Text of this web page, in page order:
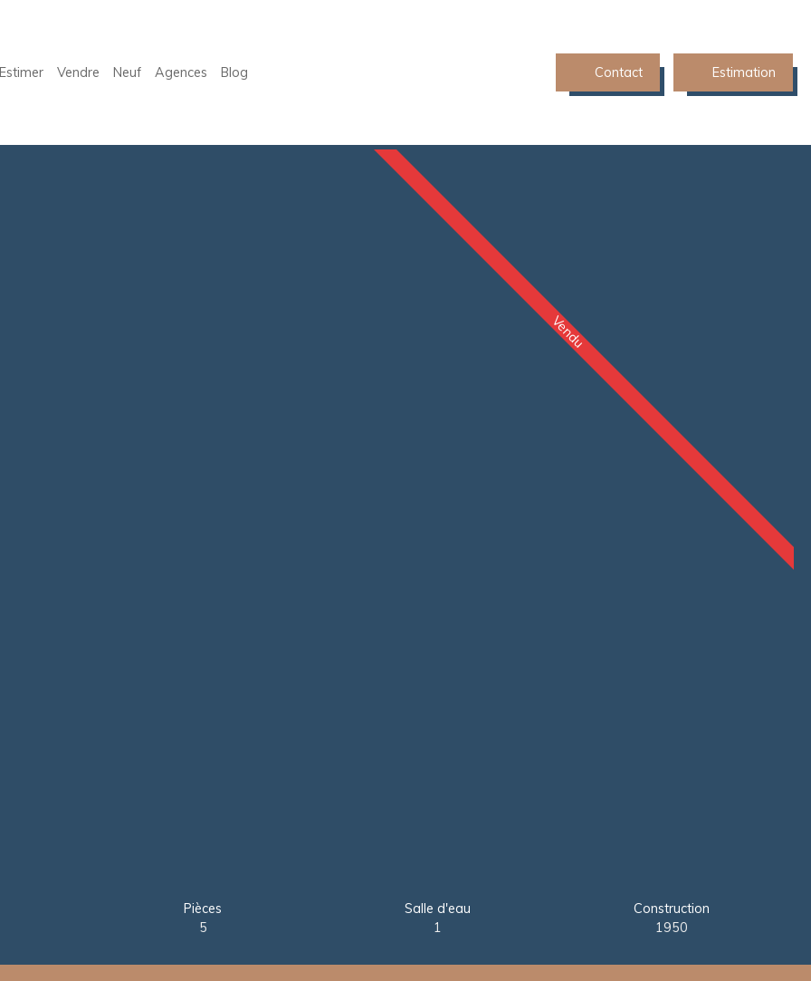
Estimer Vendre Neuf Agences Blog Contact Estimation
Vendu
Pièces
5
Salle d'eau
1
Construction
1950